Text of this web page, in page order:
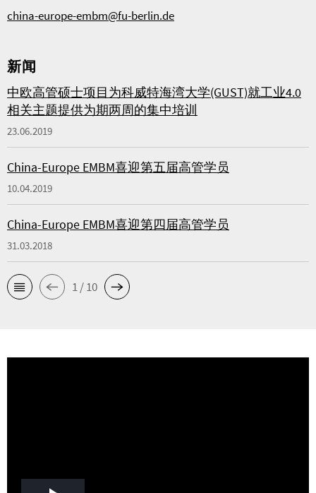
china-europe-embm@fu-berlin.de
新闻
中欧高管硕士项目为科威特海湾大学(GUST)就工业4.0
相关主题提供为期两周的集中培训
23.06.2019
China-Europe EMBM喜迎第五届高管学员
10.04.2019
China-Europe EMBM喜迎第四届高管学员
31.03.2018
1 / 10